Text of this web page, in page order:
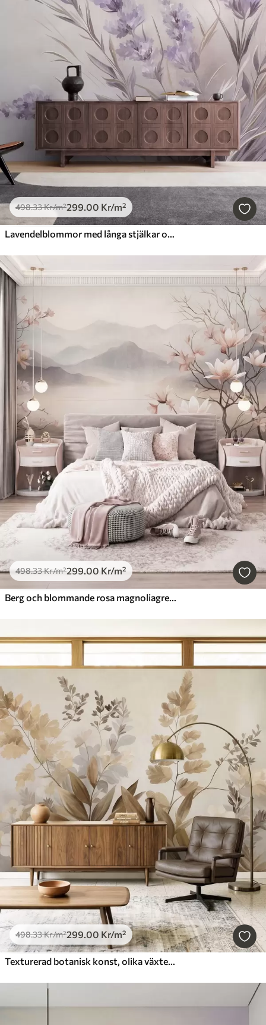
498.33Kr/m²299.00 Kr/m²
Lavendelblommor med långa stjälkar och blad, konstverk i mjuka pastellfärger med struktur
498.33Kr/m²299.00 Kr/m²
Berg och blommande rosa magnoliagrenar, ett landskap med varierad struktur
498.33Kr/m²299.00 Kr/m²
Texturerad botanisk konst, olika växter och blad i bruna och beige nyanser